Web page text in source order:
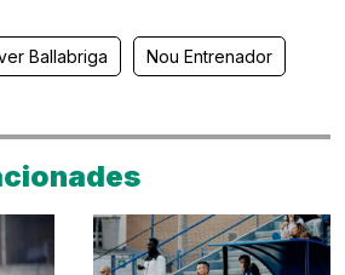
Ballabriga Nou Entrenador